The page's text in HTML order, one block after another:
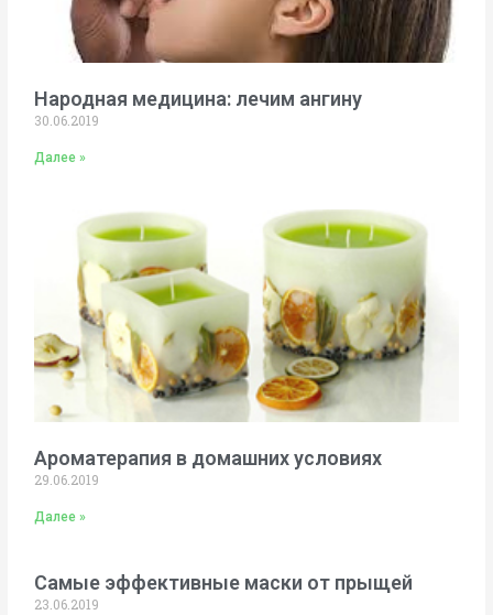
Народная медицина: лечим ангину
30.06.2019
Далее »
Ароматерапия в домашних условиях
29.06.2019
Далее »
Самые эффективные маски от прыщей
23.06.2019